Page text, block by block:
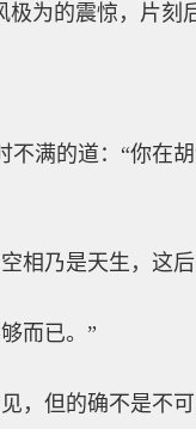
为的震惊，片刻
满的道：“你在
相乃是天生，这
而已。”
，但的确不是不